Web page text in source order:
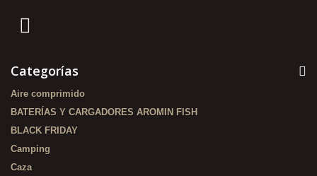
Categorías
Aire comprimido
BATERÍAS Y CARGADORES AROMIN FISH
BLACK FRIDAY
Camping
Caza